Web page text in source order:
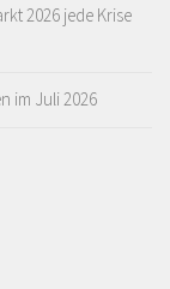
2026 jede Krise
im Juli 2026